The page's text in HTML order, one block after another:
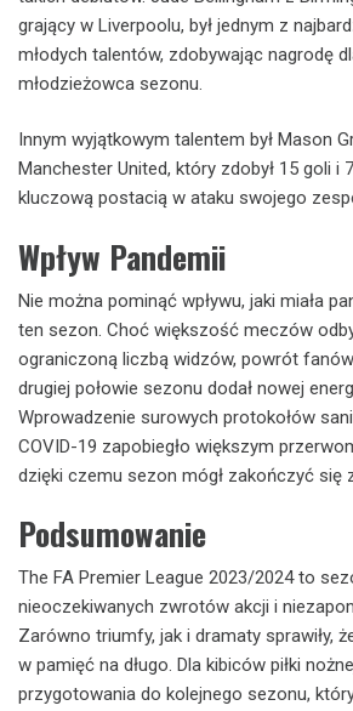
grający w Liverpoolu, był jednym z
młodych talentów, zdobywając nagrodę
młodzieżowca sezonu.
Innym wyjątkowym talentem był Mason
Manchester United, który zdobył 15 goli i
kluczową postacią w ataku swojego
Wpływ Pandemii
Nie można pominąć wpływu, jaki miała
ten sezon. Choć większość meczów
ograniczoną liczbą widzów, powrót
drugiej połowie sezonu dodał nowej
Wprowadzenie surowych protokołów
COVID-19 zapobiegło większym
dzięki czemu sezon mógł zakończyć się
Podsumowanie
The FA Premier League 2023/2024 to
nieoczekiwanych zwrotów akcji i
Zarówno triumfy, jak i dramaty sprawiły,
w pamięć na długo. Dla kibiców piłki
przygotowania do kolejnego sezonu,